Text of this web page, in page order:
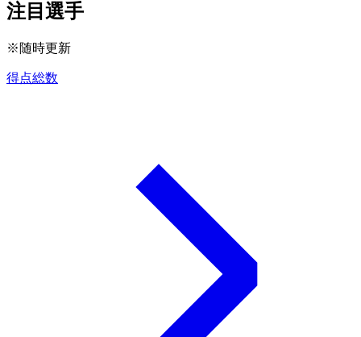
注目選手
※随時更新
得点総数